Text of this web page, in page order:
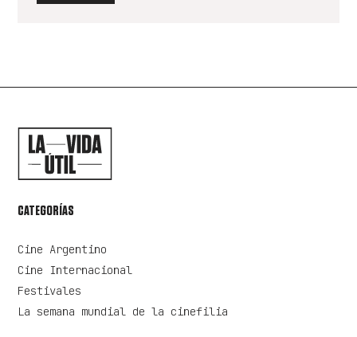
CATEGORÍAS
Cine Argentino
Cine Internacional
Festivales
La semana mundial de la cinefilia